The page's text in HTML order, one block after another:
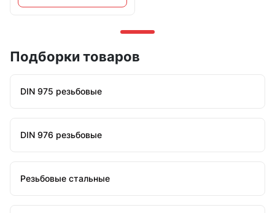
Подборки товаров
DIN 975 резьбовые
DIN 976 резьбовые
Резьбовые стальные